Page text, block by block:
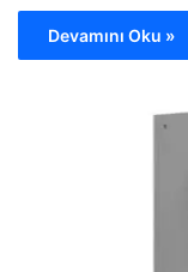
Devamını Oku »